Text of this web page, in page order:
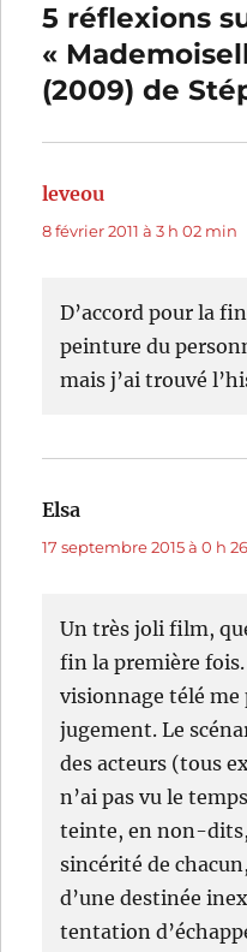
5 réflexions
«
(2009) de
leveou
8 février 2011 à 3 h 02 min
D’accord pour la
peinture du
mais j’ai trouvé
Elsa
17 septembre 2015 à 0 h
Un très joli film,
fin la première
visionnage télé
jugement. Le
des acteurs (tous
n’ai pas vu le
teinte, en non-
sincérité de
d’une destinée
tentation